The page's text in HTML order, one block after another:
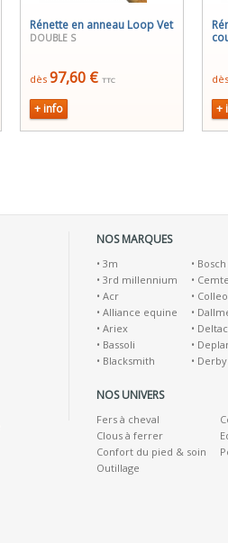
Rénette en anneau Loop Vet
DOUBLE S
dès 97,60 € TTC
+ info +
NOS MARQUES
• 3m
• 3rd millennium
• Acr
• Alliance equine
• Ariex
• Bassoli
• Blacksmith
• Bosch
•
•
•
•
•
• Derby
NOS UNIVERS
Fers à cheval
Clous à ferrer
Confort du pied & soin
Outillage